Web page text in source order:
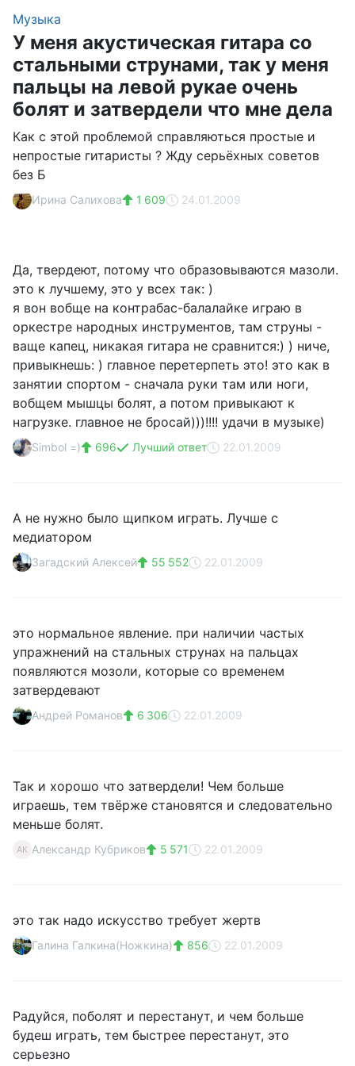
Музыка
У меня акустическая гитара со
стальными струнами, так у меня
пальцы на левой рукае очень
болят и затвердели что мне дела
Как с этой проблемой справляються простые и
непростые гитаристы ? Жду серьёхных советов
без Б
Ирина Салихова 1 609 24.01.2009
Да, твердеют, потому что образовываются мазоли.
это к лучшему, это у всех так: )
я вон вобще на контрабас-балалайке играю в
оркестре народных инструментов, там струны -
ваще капец, никакая гитара не сравнится:) ) ниче,
привыкнешь: ) главное перетерпеть это! это как в
занятии спортом - сначала руки там или ноги,
вобщем мышцы болят, а потом привыкают к
нагрузке. главное не бросай)))!!!! удачи в музыке)
Simbol =) 696 Лучший ответ 22.01.2009
А не нужно было щипком играть. Лучше с
медиатором
Загадский Алексей 55 552 22.01.2009
это нормальное явление. при наличии частых
упражнений на стальных струнах на пальцах
появляются мозоли, которые со временем
затвердевают
Андрей Романов 6 306 22.01.2009
Так и хорошо что затвердели! Чем больше
играешь, тем твёрже становятся и следовательно
меньше болят.
АК Александр Кубриков 5 571 22.01.2009
это так надо искусство требует жертв
Галина Галкина(Ножкина) 856 22.01.2009
Радуйся, поболят и перестанут, и чем больше
будеш играть, тем быстрее перестанут, это
серьезно